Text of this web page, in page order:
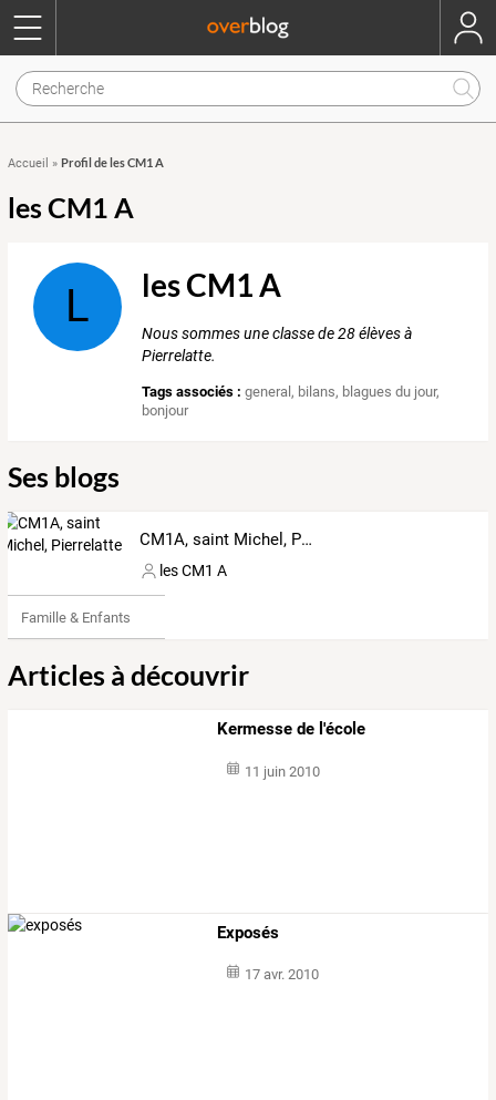
Accueil » Profil de les CM1 A
les CM1 A
L les CM1 A
Nous sommes une classe de 28 élèves à
Pierrelatte.
Tags associés : general, bilans, blagues du jour,
bonjour
Ses blogs
CM1A, saint Michel, Pierrelatte
les CM1 A
Famille & Enfants
Articles à découvrir
Kermesse de l'école
11 juin 2010
Exposés
17 avr. 2010